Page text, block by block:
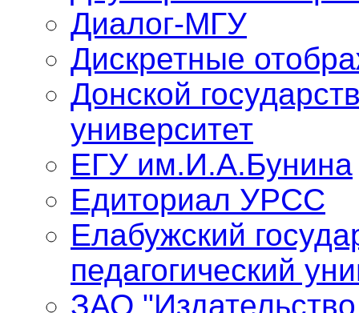
Диалог-МГУ
Дискретные
Донской
университет
ЕГУ им.И.А.Бунина
Едиториал УРСС
Елабужский
педагогический
ЗАО